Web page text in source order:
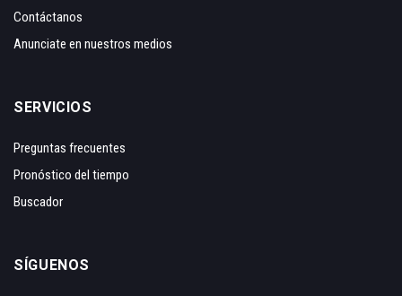
Contáctanos
Anunciate en nuestros medios
SERVICIOS
Preguntas frecuentes
Pronóstico del tiempo
Buscador
SÍGUENOS